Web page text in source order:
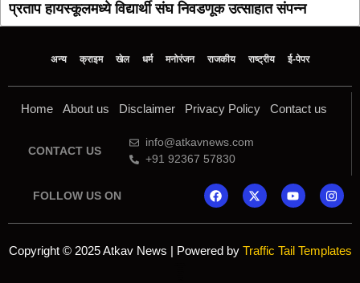
प्रताप हायस्कूलमध्ये विद्यार्थी संघ निवडणूक उत्साहात संपन्न
अन्य क्राइम खेल धर्म मनोरंजन राजकीय राष्ट्रीय ई-पेपर
Home About us Disclaimer Privacy Policy Contact us
CONTACT US
info@atkavnews.com
+91 92367 57830
FOLLOW US ON
Copyright © 2025 Atkav News | Powered by Traffic Tail Templates